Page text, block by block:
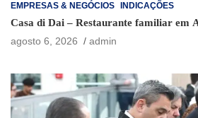
EMPRESAS & NEGÓCIOS INDICAÇÕES
Casa di Dai – Restaurante familiar em
agosto 6, 2026
admin